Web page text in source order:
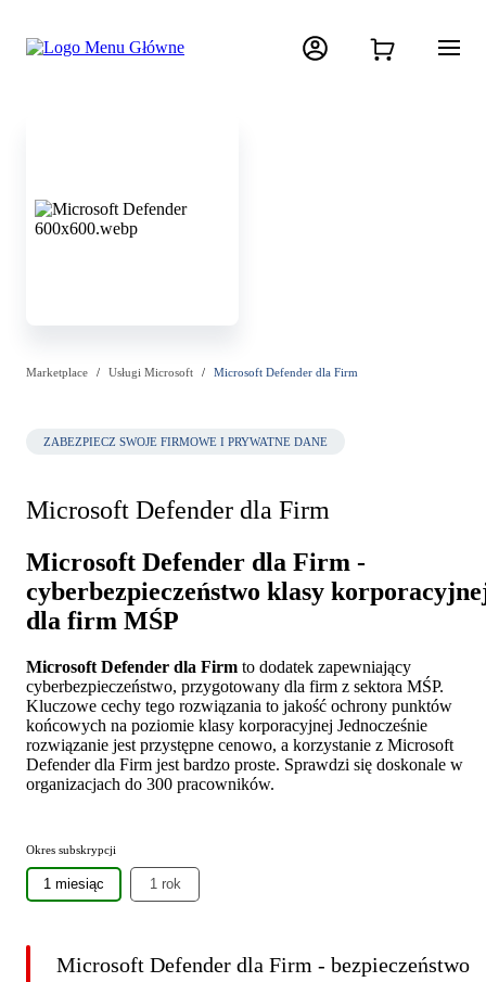
Marketplace Usługi Microsoft Microsoft Defender dla Firm
ZABEZPIECZ SWOJE FIRMOWE I PRYWATNE DANE
Microsoft Defender dla Firm
Microsoft Defender dla Firm -
cyberbezpieczeństwo klasy
dla firm MŚP
Microsoft Defender dla Firm to dodatek zapewniający
cyberbezpieczeństwo, przygotowany dla firm z sektora MŚP.
Kluczowe cechy tego rozwiązania to jakość ochrony punktów
końcowych na poziomie klasy korporacyjnej Jednocześnie
rozwiązanie jest przystępne cenowo, a korzystanie z Microsoft
Defender dla Firm jest bardzo proste. Sprawdzi się doskonale w
organizacjach do 300 pracowników.
Okres subskrypcji
1 miesiąc 1 rok
Microsoft Defender dla Firm - bezpieczeństwo